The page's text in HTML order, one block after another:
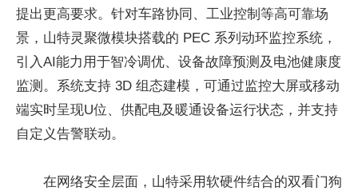
提出更高要求。针对车路协同、工业控制等高可靠场
景，山特灵聚微模块搭载的 PEC 系列动环监控系统，
引入AI能力用于智冷调优、设备故障预测及电池健康度
监测。系统支持 3D 组态建模，可通过监控大屏或移动
端实时呈现U位、供配电及暖通设备运行状态，并支持
自定义告警联动。
在网络安全层面，山特采用软硬件结合的双看门狗